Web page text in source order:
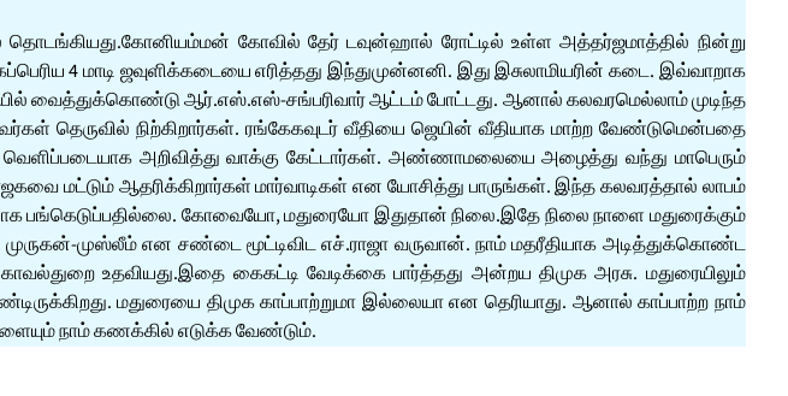
கோவில் தேர் டவுன்ஹால் ரோட்டில் உள்ள அத்தர்ஜமாத்தில் நின்று
4 மாடி ஜவுளிக்கடையை எரித்தது இந்துமுன்னனி. இது இசுலாமியரின் கடை. இவ்வாறாக
வைத்துக்கொண்டு ஆர்.எஸ்.எஸ்-சங்பரிவார் ஆட்டம் போட்டது. ஆனால் கலவரமெல்லாம் முடிந்த
தெருவில் நிற்கிறார்கள். ரங்கேகவுடர் வீதியை ஜெயின் வீதியாக மாற்ற வேண்டுமென்பதை
அறிவித்து வாக்கு கேட்டார்கள். அண்ணாமலையை அழைத்து வந்து மாபெரும்
மட்டும் ஆதரிக்கிறார்கள் மார்வாடிகள் என யோசித்து பாருங்கள். இந்த கலவரத்தால் லாபம்
பங்கெடுப்பதில்லை. கோவையோ, மதுரையோ இதுதான் நிலை.இதே நிலை நாளை மதுரைக்கும்
முஸ்லீம் என சண்டை மூட்டிவிட எச்.ராஜா வருவான். நாம் மதரீதியாக அடித்துக்கொண்ட
உதவியது.இதை கைகட்டி வேடிக்கை பார்த்தது அன்றய திமுக அரசு. மதுரையிலும்
மதுரையை திமுக காப்பாற்றுமா இல்லையா என தெரியாது. ஆனால் காப்பாற்ற நாம்
நாம் கணக்கில் எடுக்க வேண்டும்.